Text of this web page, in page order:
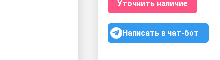
Уточнить наличие
Написать в чат-бот